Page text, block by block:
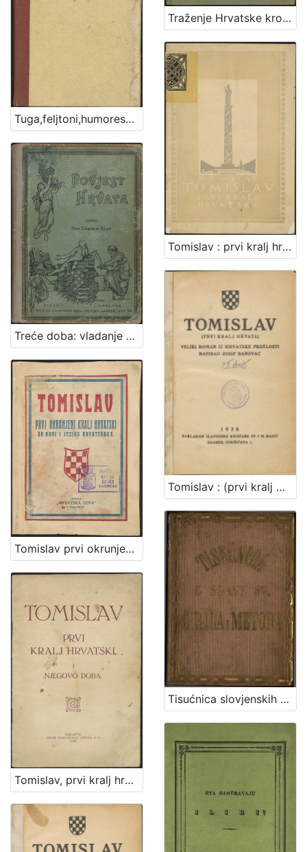
Tuga,feljtoni,humoreske,intimni Sudeta
Treće doba: vladanje kraljeva iz raznih porodica : (1301-1526)
Traženje Hrvatske kroz ilirsku priču : razvoj narodne svijesti od Vitezovića do Starčevića / Dominko Cvietin
Tomislav prvi okrunjeni kralj, hrvatski od krvi i jezika hrvatskoga / predavala Anica Idžaković
Tomislav : prvi kralj hrvatski / Rudolf Horvat
Tomislav, prvi kralj hrvatski i njegovo doba / napisao Marko Perojević
Tomislav : (prvi kralj Hrvata) / napisao Josip Banovac
Tisućnica slovjenskih apostolah sv. Cirila i Metoda